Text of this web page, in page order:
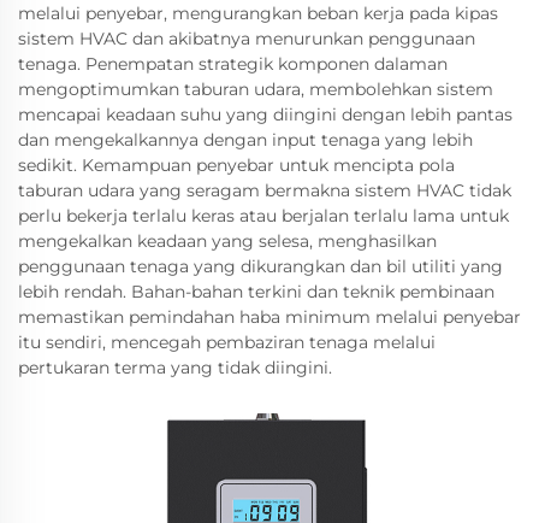
melalui penyebar, mengurangkan beban kerja pada kipas
sistem HVAC dan akibatnya menurunkan penggunaan
tenaga. Penempatan strategik komponen dalaman
mengoptimumkan taburan udara, membolehkan sistem
mencapai keadaan suhu yang diingini dengan lebih pantas
dan mengekalkannya dengan input tenaga yang lebih
sedikit. Kemampuan penyebar untuk mencipta pola
taburan udara yang seragam bermakna sistem HVAC tidak
perlu bekerja terlalu keras atau berjalan terlalu lama untuk
mengekalkan keadaan yang selesa, menghasilkan
penggunaan tenaga yang dikurangkan dan bil utiliti yang
lebih rendah. Bahan-bahan terkini dan teknik pembinaan
memastikan pemindahan haba minimum melalui penyebar
itu sendiri, mencegah pembaziran tenaga melalui
pertukaran terma yang tidak diingini.